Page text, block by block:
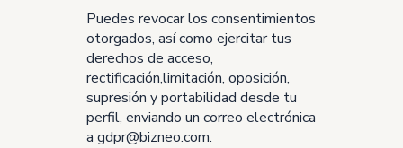
Puedes revocar los consentimientos
otorgados, así como ejercitar tus
derechos de acceso,
rectificación,limitación, oposición,
supresión y portabilidad desde tu
perfil, enviando un correo electrónica
a gdpr@bizneo.com.